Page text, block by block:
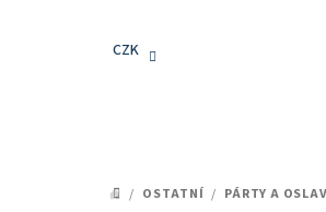
CZK
DOMŮ
/ OSTATNÍ / PÁRTY A